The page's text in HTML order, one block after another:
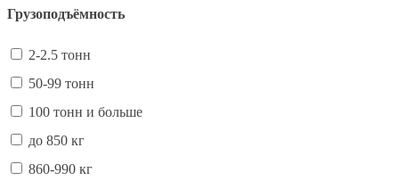
Грузоподъёмность
2-2.5 тонн
50-99 тонн
100 тонн и больше
до 850 кг
860-990 кг